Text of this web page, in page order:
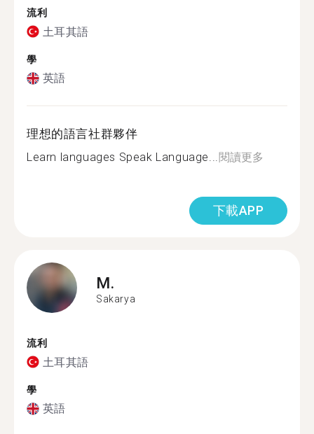
流利
土耳其語
學
英語
理想的語言社群夥伴
Learn languages Speak Language...閱讀更多
下載APP
M.
Sakarya
流利
土耳其語
學
英語